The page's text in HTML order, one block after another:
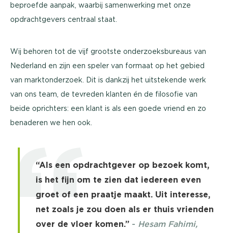
beproefde aanpak, waarbij samenwerking met onze
opdrachtgevers centraal staat.
Wij behoren tot de vijf grootste onderzoeksbureaus van
Nederland en zijn een speler van formaat op het gebied
van marktonderzoek. Dit is dankzij het uitstekende werk
van ons team, de tevreden klanten én de filosofie van
beide oprichters: een klant is als een goede vriend en zo
benaderen we hen ook.
“Als een opdrachtgever op bezoek komt,
is het fijn om te zien dat iedereen even
groet of een praatje maakt. Uit interesse,
net zoals je zou doen als er thuis vrienden
over de vloer komen.” - Hesam Fahimi,